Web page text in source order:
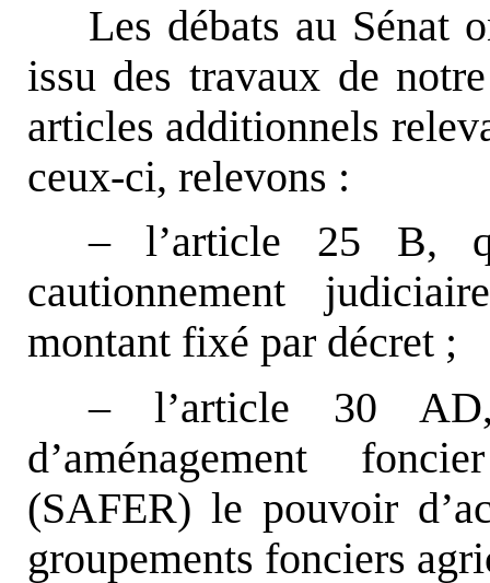
Les débats au Sénat
issu des travaux de
articles additionnels
ceux-ci, relevons :
– l’article 25 B,
cautionnement
montant fixé par décret ;
– l’article 30
d’aménagement
(SAFER) le pouvoir
groupements fonciers